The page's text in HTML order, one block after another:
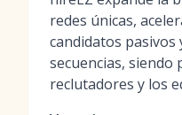
redes únicas,
candidatos pasivos
secuencias,
reclutadores y los